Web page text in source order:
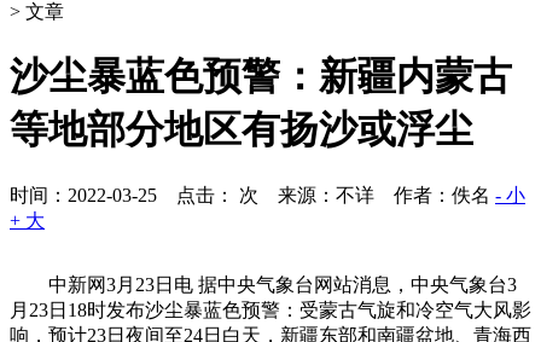
> 文章
沙尘暴蓝色预警：新疆内蒙古
等地部分地区有扬沙或浮尘
时间：2022-03-25 点击： 次 来源：不详 作者：佚名 - 小
+ 大
中新网3月23日电 据中央气象台网站消息，中央气象台3
月23日18时发布沙尘暴蓝色预警：受蒙古气旋和冷空气大风影
响，预计23日夜间至24日白天，新疆东部和南疆盆地、青海西